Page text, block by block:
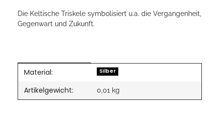
Die Keltische Triskele symbolisiert u.a. die Vergangenheit,
Gegenwart und Zukunft.
Produkteigenschaft
Wert
Material: Silber
Artikelgewicht: 0,01 kg